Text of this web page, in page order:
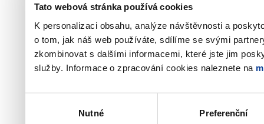
Tato webová stránka používá cookies
K personalizaci obsahu, analýze návštěvnosti a
o tom, jak náš web používáte, sdílíme se svými
zkombinovat s dalšími informacemi, které jste jim
služby. Informace o zpracování cookies naleznete na
Nutné Preferenční